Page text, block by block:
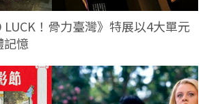
LUCK！骨力臺灣》特展以4大單元
記憶